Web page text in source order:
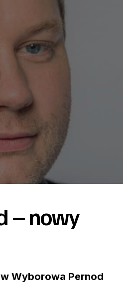
– nowy
Wyborowa Pernod